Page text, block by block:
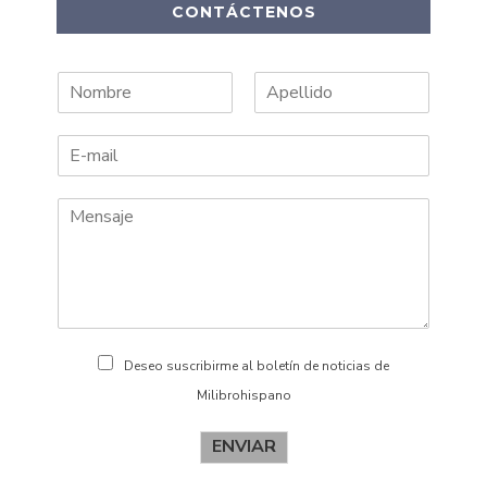
CONTÁCTENOS
o
b
p
l
Deseo suscribirme al boletín de noticias de
Milibrohispano
ENVIAR